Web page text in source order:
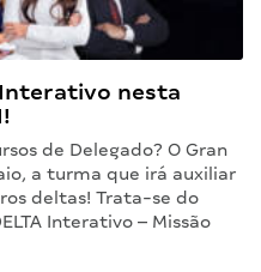
nesta
de Delegado? O Gran
a turma que irá auxiliar
deltas! Trata-se do
Interativo – Missão